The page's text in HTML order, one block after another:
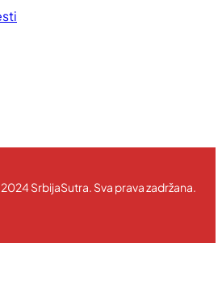
2024 SrbijaSutra. Sva prava zadržana.